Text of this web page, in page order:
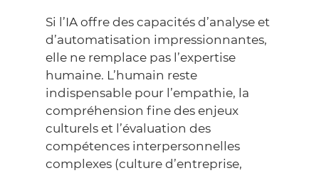
Si l’IA offre des capacités d’analyse et
d’automatisation impressionnantes,
elle ne remplace pas l’expertise
humaine. L’humain reste
indispensable pour l’empathie, la
compréhension fine des enjeux
culturels et l’évaluation des
compétences interpersonnelles
complexes (culture d’entreprise,